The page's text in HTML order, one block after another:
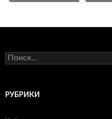
Н
а
иРУБРИКИ